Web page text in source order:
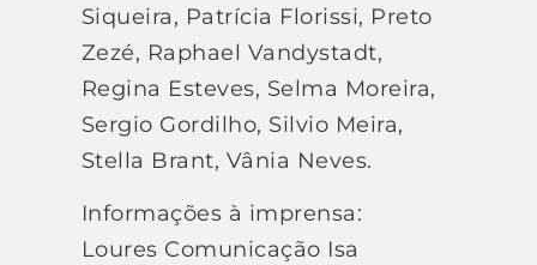
Siqueira, Patrícia Florissi, Preto
Zezé, Raphael Vandystadt,
Regina Esteves, Selma Moreira,
Sergio Gordilho, Silvio Meira,
Stella Brant, Vânia Neves.
Informações à imprensa:
Loures Comunicação Isa